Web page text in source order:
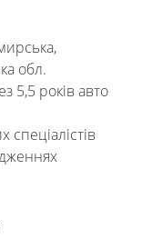
обл.
5,5 років авто